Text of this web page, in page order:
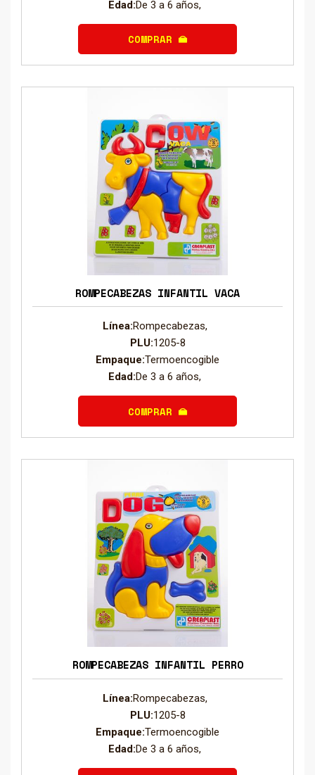
Edad:De 3 a 6 años,
COMPRAR
ROMPECABEZAS INFANTIL VACA
Línea:Rompecabezas,
PLU:1205-8
Empaque:Termoencogible
Edad:De 3 a 6 años,
COMPRAR
ROMPECABEZAS INFANTIL PERRO
Línea:Rompecabezas,
PLU:1205-8
Empaque:Termoencogible
Edad:De 3 a 6 años,